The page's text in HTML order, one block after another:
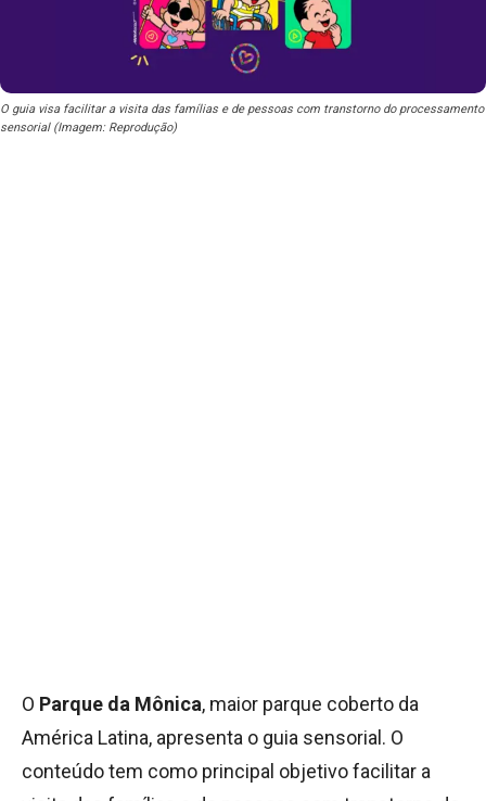
O guia visa facilitar a visita das famílias e de pessoas com transtorno do processamento
sensorial (Imagem: Reprodução)
O Parque da Mônica, maior parque coberto da
América Latina, apresenta o guia sensorial. O
conteúdo tem como principal objetivo facilitar a